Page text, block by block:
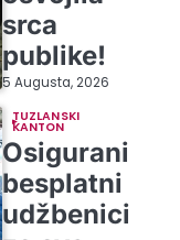
srca
publike!
5 Augusta, 2026
TUZLANSKI
KANTON
Osigurani
besplatni
udžbenici